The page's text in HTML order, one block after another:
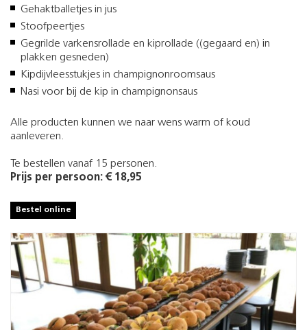
Gehaktballetjes in jus
Stoofpeertjes
Gegrilde varkensrollade en kiprollade ((gegaard en) in
plakken gesneden)
Kipdijvleesstukjes in champignonroomsaus
Nasi voor bij de kip in champignonsaus
Alle producten kunnen we naar wens warm of koud
aanleveren.
Te bestellen vanaf 15 personen.
Prijs per persoon: € 18,95
Bestel online